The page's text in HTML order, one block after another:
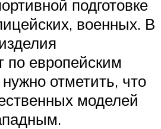
подготовке
военных. В
по европейским
отметить, что
моделей